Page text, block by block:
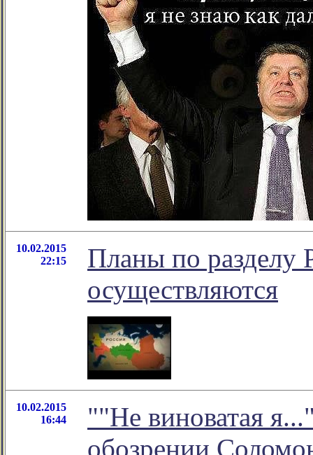
10.02.2015
22:15
Планы по разделу
осуществляются
10.02.2015
16:44
""Не виноватая
обозрении